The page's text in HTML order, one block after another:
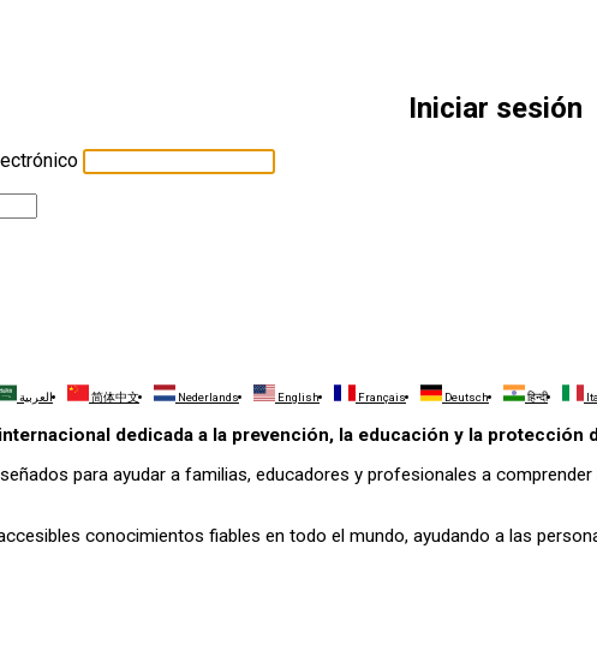
Iniciar sesión
العربية 简体中文 Nederlands English Français Deutsch हिन्दी
dedicada a la prevención, la educación y la protección
para ayudar a familias, educadores y profesionales a
conocimientos fiables en todo el mundo, ayudando a las